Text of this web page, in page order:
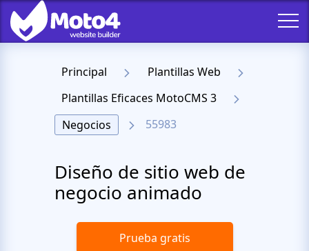
Principal
Plantillas Web
Plantillas Eficaces MotoCMS 3
Negocios
55983
Diseño de sitio web de
negocio animado
Prueba gratis